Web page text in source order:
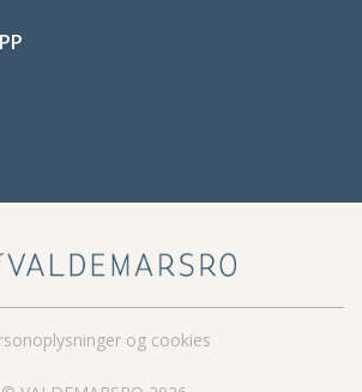
og cookies